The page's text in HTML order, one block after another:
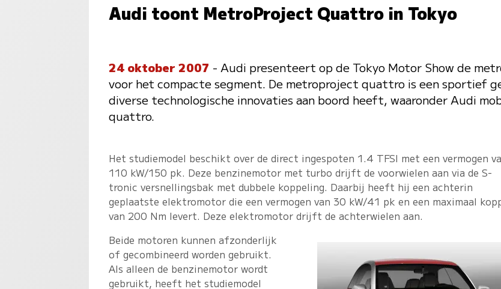
Audi toont MetroProject Quattro in Tokyo
24 oktober 2007 - Audi presenteert op de Tokyo Motor Show de
voor het compacte segment. De metroproject quattro is een sportief
diverse technologische innovaties aan boord heeft, waaronder Audi
quattro.
Het studiemodel beschikt over de direct ingespoten 1.4 TFSI met een vermogen
110 kW/150 pk. Deze benzinemotor met turbo drijft de voorwielen aan via de S-
tronic versnellingsbak met dubbele koppeling. Daarbij heeft hij een achterin
geplaatste elektromotor die een vermogen van 30 kW/41 pk en een maximaal
van 200 Nm levert. Deze elektromotor drijft de achterwielen aan.
Beide motoren kunnen afzonderlijk
of gecombineerd worden gebruikt.
Als alleen de benzinemotor wordt
gebruikt, heeft het studiemodel